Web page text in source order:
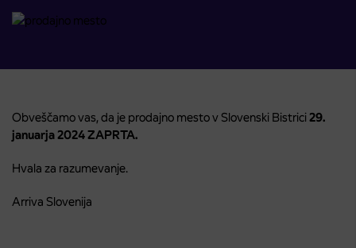
Obveščamo vas, da je prodajno mesto v Slovenski Bistrici29.
januarja2024ZAPRTA.
Hvala za razumevanje.
Arriva Slovenija